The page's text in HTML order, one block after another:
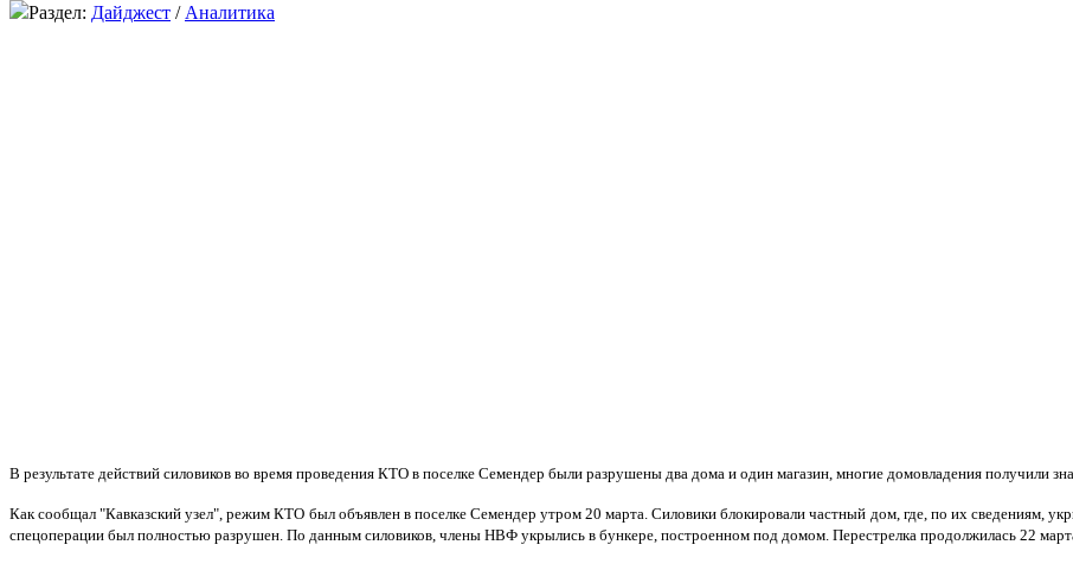
Раздел: Дайджест / Аналитика
В результате действий силовиков во время проведения КТО в поселке Семендер были разрушены два дома и один магазин, многие домовладения получили
Как сообщал "Кавказский узел", режим КТО был объявлен в поселке Семендер утром 20 марта. Силовики блокировали частный дом, где, по их сведениям,
спецоперации был полностью разрушен. По данным силовиков, члены НВФ укрылись в бункере, построенном под домом. Перестрелка продолжилась 22